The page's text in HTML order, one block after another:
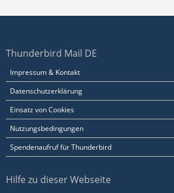
Thunderbird Mail DE
Impressum & Kontakt
Datenschutzerklärung
Einsatz von Cookies
Nutzungsbedingungen
Spendenaufruf für Thunderbird
Hilfe zu dieser Webseite